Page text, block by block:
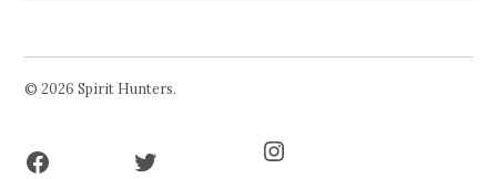
© 2026 Spirit Hunters.